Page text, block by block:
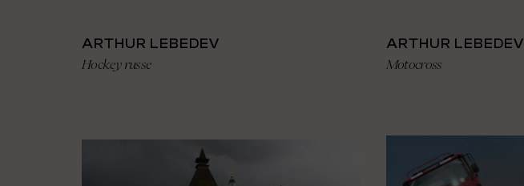
ARTHUR LEBEDEV
Hockey russe
ARTHUR LEBEDEV
Motocross